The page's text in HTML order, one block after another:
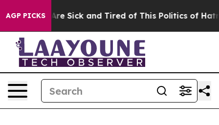
AGP PICKSAre Sick and Tired of This Politics of Hatred”